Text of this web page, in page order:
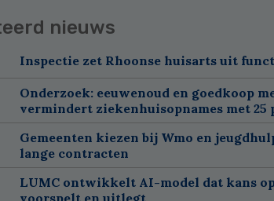
nieuws
Inspectie zet Rhoonse huisarts uit
Onderzoek: eeuwenoud en goedkoop
vermindert ziekenhuisopnames met 25
Gemeenten kiezen bij Wmo en
lange contracten
LUMC ontwikkelt AI-model dat kans
voorspelt en uitlegt